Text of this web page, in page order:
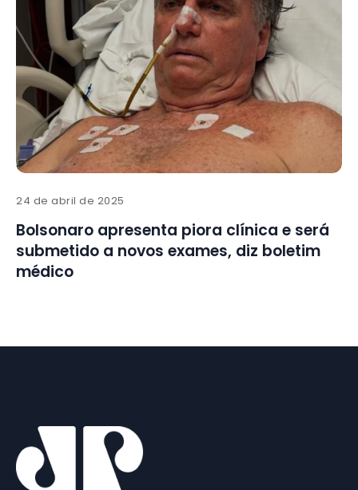
24 de abril de 2025
Bolsonaro apresenta piora clínica e será
submetido a novos exames, diz boletim
médico